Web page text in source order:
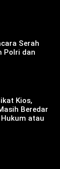
Serah
Polri dan
Kios,
Beredar
atau